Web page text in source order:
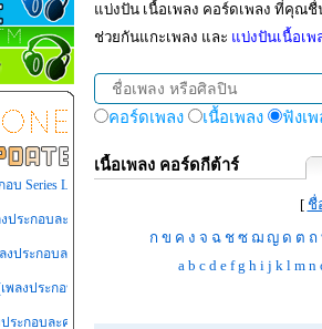
แบ่งปัน เนื้อเพลง คอร์ดเพลง ที่คุณ
ช่วยกันแกะเพลง และ แบ่งปันเนื้อเพ
คอร์ดเพลง เนื้อเพลง ฟังเพ
เนื้อเพลง คอร์ดกีต้าร์
[ ชื่
ก ข ค ง จ ฉ ช ซ ฌ ญ ด ต ถ
a b c d e f g h i j k l m n
บ Series LOVE-18 (รักวุ่นวายหัวใจ 18))
ประกอบละคร เทพธิดาปลาร้า)
ประกอบละคร เพลิงสีรุ้ง)
พลงประกอบละคร สู้ยิบตา)
ระกอบละคร วิวาห์ว้าวุ่น)